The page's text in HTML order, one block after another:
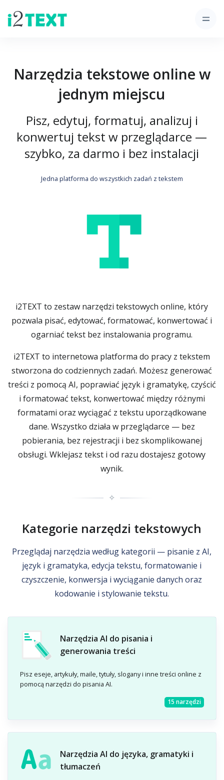
Narzędzia tekstowe online w
jednym miejscu
Pisz, edytuj, formatuj, analizuj i
konwertuj tekst w przeglądarce —
szybko, za darmo i bez instalacji
Jedna platforma do wszystkich zadań z tekstem
i2TEXT to zestaw narzędzi tekstowych online, który
pozwala pisać, edytować, formatować, konwertować i
ogarniać tekst bez instalowania programu.
i2TEXT to internetowa platforma do pracy z tekstem
stworzona do codziennych zadań. Możesz generować
treści z pomocą AI, poprawiać język i gramatykę, czyścić
i formatować tekst, konwertować między różnymi
formatami oraz wyciągać z tekstu uporządkowane
dane. Wszystko działa w przeglądarce — bez
pobierania, bez rejestracji i bez skomplikowanej
obsługi. Wklejasz tekst i od razu dostajesz gotowy
wynik.
✧
Kategorie narzędzi tekstowych
Przeglądaj narzędzia według kategorii — pisanie z AI,
język i gramatyka, edycja tekstu, formatowanie i
czyszczenie, konwersja i wyciąganie danych oraz
kodowanie i stylowanie tekstu.
Narzędzia AI do pisania i
generowania treści
Pisz eseje, artykuły, maile, tytuły, slogany i inne treści online z
pomocą narzędzi do pisania AI.
15 narzędzi
Narzędzia AI do języka, gramatyki i
tłumaczeń